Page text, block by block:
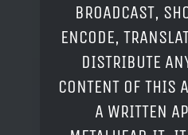
BROADCAST,
ENCODE,
DISTRIBUTE
CONTENT OF THIS
A WRITTEN